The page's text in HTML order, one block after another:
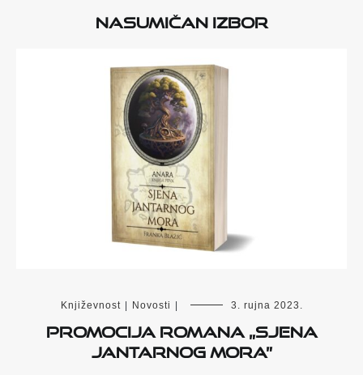
Nasumičan izbor
Književnost | Novosti | 3. rujna 2023.
Promocija romana „Sjena
Jantarnog mora”